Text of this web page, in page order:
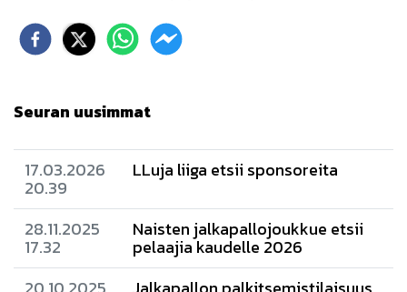
Seuran uusimmat
17.03.2026
20.39
LLuja liiga etsii sponsoreita
28.11.2025
17.32
Naisten jalkapallojoukkue etsii
pelaajia kaudelle 2026